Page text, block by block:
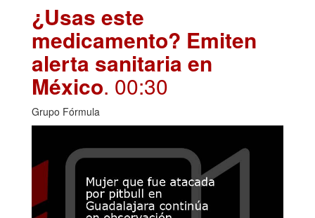
¿Usas este
medicamento? Emiten
alerta sanitaria en
México. 00:30
Grupo Fórmula